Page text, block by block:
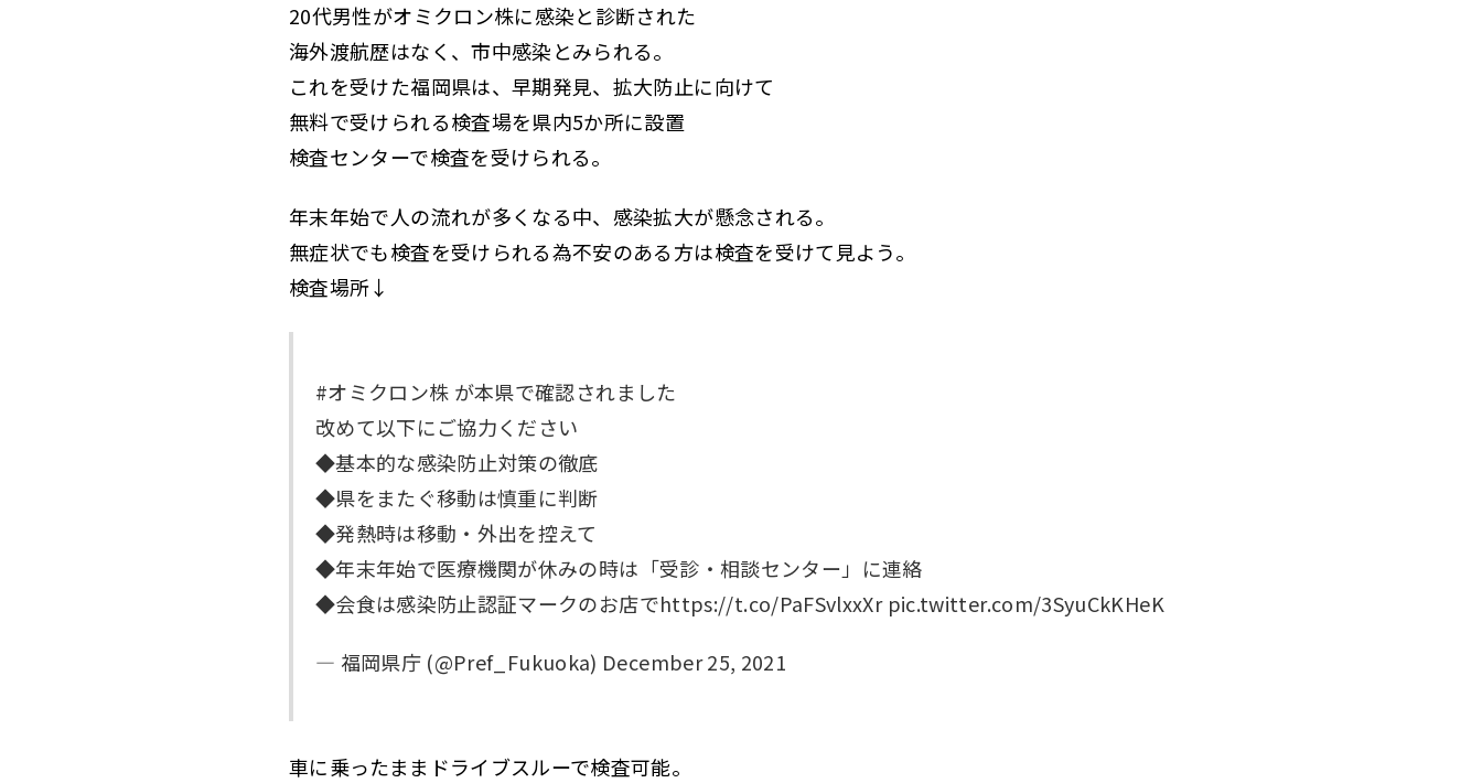
20代男性がオミクロン株に感染と診断された
海外渡航歴はなく、市中感染とみられる。
これを受けた福岡県は、早期発見、拡大防止に向けて
無料で受けられる検査場を県内5か所に設置
検査センターで検査を受けられる。
年末年始で人の流れが多くなる中、感染拡大が懸念される。
無症状でも検査を受けられる為不安のある方は検査を受けて見よう。
検査場所↓
#オミクロン株 が本県で確認されました
改めて以下にご協力ください
◆基本的な感染防止対策の徹底
◆県をまたぐ移動は慎重に判断
◆発熱時は移動・外出を控えて
◆年末年始で医療機関が休みの時は「受診・相談センター」に連絡
◆会食は感染防止認証マークのお店でhttps://t.co/PaFSvlxxXr pic.twitter.com/3SyuCkKHeK
— 福岡県庁 (@Pref_Fukuoka) December 25, 2021
車に乗ったままドライブスルーで検査可能。